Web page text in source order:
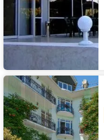
Вилла
Кристина